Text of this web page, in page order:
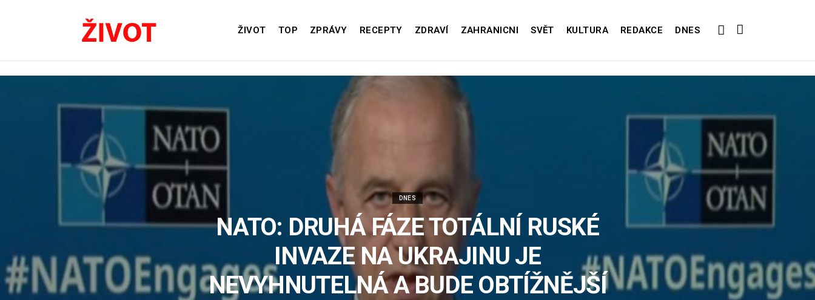
ŽIVOT TOP ZPRÁVY RECEPTY ZDRAVÍ ZAHRANICNI SVĚT KULTURA REDAKCE DNES
DNES
NATO: DRUHÁ FÁZE TOTÁLNÍ RUSKÉ
INVAZE NA UKRAJINU JE
NEVYHNUTELNÁ A BUDE OBTÍŽNĚJŠÍ